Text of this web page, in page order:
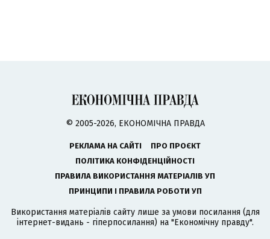
© 2005-2026, ЕКОНОМІЧНА ПРАВДА
РЕКЛАМА НА САЙТІ
ПРО ПРОЄКТ
ПОЛІТИКА КОНФІДЕНЦІЙНОСТІ
ПРАВИЛА ВИКОРИСТАННЯ МАТЕРІАЛІВ УП
ПРИНЦИПИ І ПРАВИЛА РОБОТИ УП
Використання матеріалів сайту лише за умови посилання (для
інтернет-видань - гіперпосилання) на "Економічну правду".